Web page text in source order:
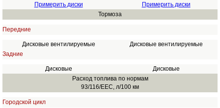
Примерить диски
Примерить диски
Тормоза
Передние
Дисковые вентилируемые
Дисковые вентилируемые
Задние
Дисковые
Дисковые
Расход топлива по нормам
93/116/EEC, л/100 км
Городской цикл